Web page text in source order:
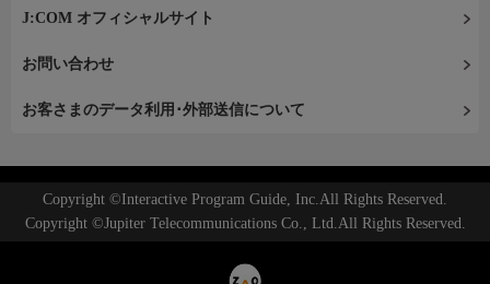
J:COM オフィシャルサイト
お問い合わせ
お客さまのデータ利用･外部送信について
Copyright ©Interactive Program Guide, Inc.All Rights Reserved.
Copyright ©Jupiter Telecommunications Co., Ltd.All Rights Reserved.